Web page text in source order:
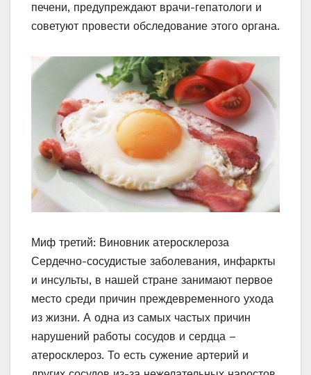
печени, предупреждают врачи-гепатологи и
советуют провести обследование этого органа.
Миф третий: Виновник атеросклероза
Сердечно-сосудистые заболевания, инфаркты
и инсульты, в нашей стране занимают первое
место среди причин преждевременного ухода
из жизни. А одна из самых частых причин
нарушений работы сосудов и сердца –
атеросклероз. То есть сужение артерий и